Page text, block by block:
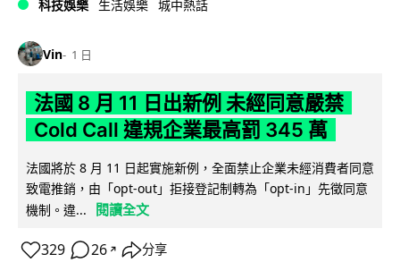
科技娛樂 生活娛樂 城中熱話
Vin 1 日
法國 8 月 11 日出新例 未經同意嚴禁
Cold Call 違規企業最高罰 345 萬
法國將於 8 月 11 日起實施新例，全面禁止企業未經消費者同意
致電推銷，由「opt-out」拒接登記制轉為「opt-in」先徵同意
機制。違...
閱讀全文
329 26 ↗ 分享